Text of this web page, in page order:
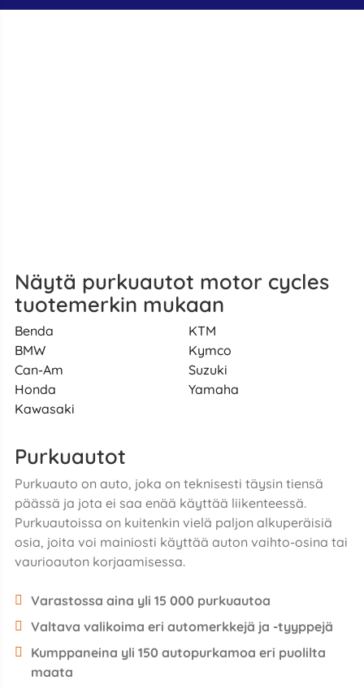
Näytä purkuautot motor cycles
tuotemerkin mukaan
Benda
BMW
Can-Am
Honda
Kawasaki
KTM
Kymco
Suzuki
Yamaha
Purkuautot
Purkuauto on auto, joka on teknisesti täysin tiensä
päässä ja jota ei saa enää käyttää liikenteessä.
Purkuautoissa on kuitenkin vielä paljon alkuperäisiä
osia, joita voi mainiosti käyttää auton vaihto-osina tai
vaurioauton korjaamisessa.
Varastossa aina yli 15 000 purkuautoa
Valtava valikoima eri automerkkejä ja -tyyppejä
Kumppaneina yli 150 autopurkamoa eri puolilta
maata